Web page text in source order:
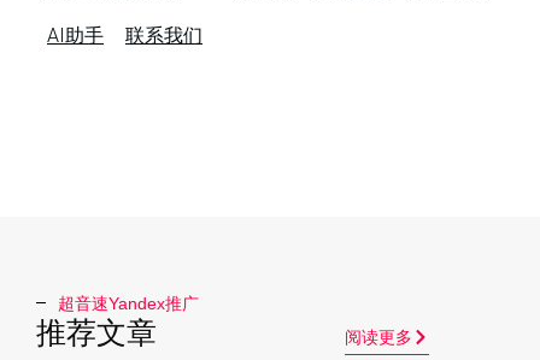
AI助手 联系我们
超音速Yandex推广​
推荐文章 阅读更多